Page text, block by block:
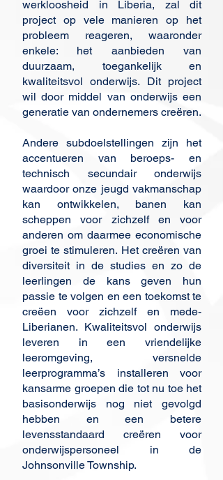
werkloosheid in Liberia, zal dit
project op vele manieren op het
probleem reageren, waaronder
enkele: het aanbieden van
duurzaam, toegankelijk en
kwaliteitsvol onderwijs. Dit project
wil door middel van onderwijs een
generatie van ondernemers creëren.
Andere subdoelstellingen zijn het
accentueren van beroeps- en
technisch secundair onderwijs
waardoor onze jeugd vakmanschap
kan ontwikkelen, banen kan
scheppen voor zichzelf en voor
anderen om daarmee economische
groei te stimuleren. Het creëren van
diversiteit in de studies en zo de
leerlingen de kans geven hun
passie te volgen en een toekomst te
creëen voor zichzelf en mede-
Liberianen. Kwaliteitsvol onderwijs
leveren in een vriendelijke
leeromgeving, versnelde
leerprogramma’s installeren voor
kansarme groepen die tot nu toe het
basisonderwijs nog niet gevolgd
hebben en een betere
levensstandaard creëren voor
onderwijspersoneel in de
Johnsonville Township.